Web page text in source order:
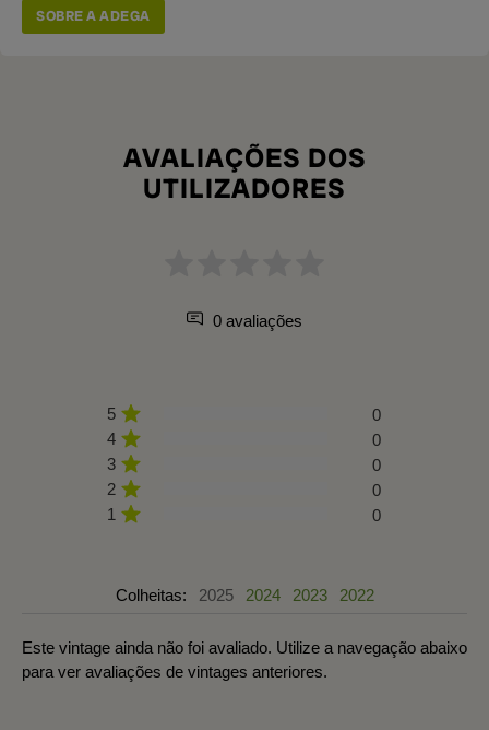
SOBRE A ADEGA
AVALIAÇÕES DOS
UTILIZADORES
0 avaliações
5
0
4
0
3
0
2
0
1
0
Colheitas: 2025 2024 2023 2022
Este vintage ainda não foi avaliado. Utilize a navegação abaixo
para ver avaliações de vintages anteriores.